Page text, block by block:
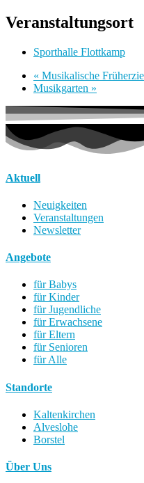
Veranstaltungsort
Sporthalle Flottkamp
« Musikalische
Musikgarten »
Aktuell
Neuigkeiten
Veranstaltungen
Newsletter
Angebote
für Babys
für Kinder
für Jugendliche
für Erwachsene
für Eltern
für Senioren
für Alle
Standorte
Kaltenkirchen
Alveslohe
Borstel
Über Uns